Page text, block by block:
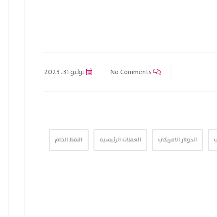
يوليو 31، 2023
الدولار الامريكي العملات الرئيسية النفط الخام